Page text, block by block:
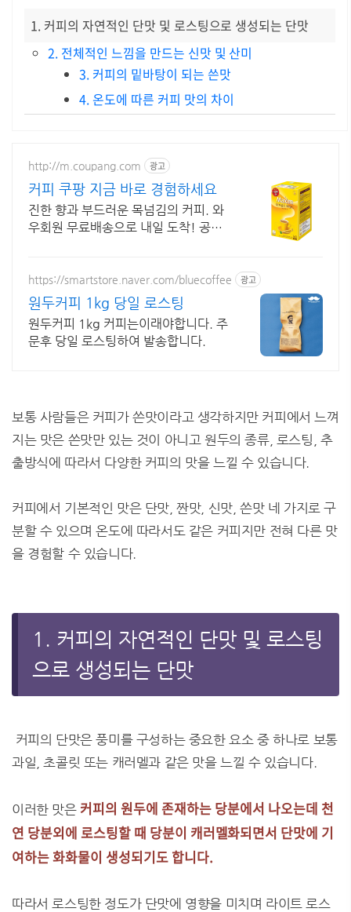
1. 커피의 자연적인 단맛 및 로스팅으로 생성되는 단맛
2. 전체적인 느낌을 만드는 신맛 및 산미
3. 커피의 밑바탕이 되는 쓴맛
4. 온도에 따른 커피 맛의 차이
http://m.coupang.com 광고
커피 쿠팡 지금 바로 경험하세요
진한 향과 부드러운 목넘김의 커피. 와
우회원 무료배송으로 내일 도착! 공복
https://smartstore.naver.com/bluecoffee 광고
원두커피 1kg 당일 로스팅
원두커피 1kg 커피는이래야합니다. 주
문후 당일 로스팅하여 발송합니다.
보통 사람들은 커피가 쓴맛이라고 생각하지만 커피에서 느껴
지는 맛은 쓴맛만 있는 것이 아니고 원두의 종류, 로스팅, 추
출방식에 따라서 다양한 커피의 맛을 느낄 수 있습니다.
커피에서 기본적인 맛은 단맛, 짠맛, 신맛, 쓴맛 네 가지로 구
분할 수 있으며 온도에 따라서도 같은 커피지만 전혀 다른 맛
을 경험할 수 있습니다.
1. 커피의 자연적인 단맛 및 로스팅
으로 생성되는 단맛
커피의 단맛은 풍미를 구성하는 중요한 요소 중 하나로 보통
과일, 초콜릿 또는 캐러멜과 같은 맛을 느낄 수 있습니다.
이러한 맛은 커피의 원두에 존재하는 당분에서 나오는데 천
연 당분외에 로스팅할 때 당분이 캐러멜화되면서 단맛에 기
여하는 화화물이 생성되기도 합니다.
따라서 로스팅한 정도가 단맛에 영향을 미치며 라이트 로스